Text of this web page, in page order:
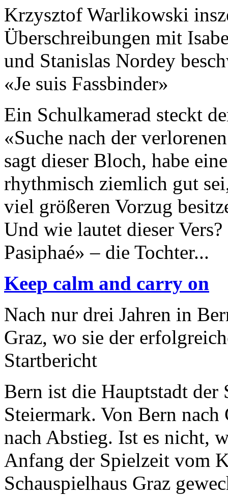
Krzysztof Warlikowski
Überschreibungen mit
und Stanislas Nordey
«Je suis Fassbinder»
Ein Schulkamerad steckt
«Suche nach der
sagt dieser Bloch, habe
rhythmisch ziemlich gut
viel größeren Vorzug
Und wie lautet dieser
Pasiphaé» – die Tochter...
Keep calm and carry on
Nach nur drei Jahren in
Graz, wo sie der
Startbericht
Bern ist die Hauptstadt der
Steiermark. Von Bern
nach Abstieg. Ist es nicht,
Anfang der Spielzeit vom
Schauspielhaus Graz